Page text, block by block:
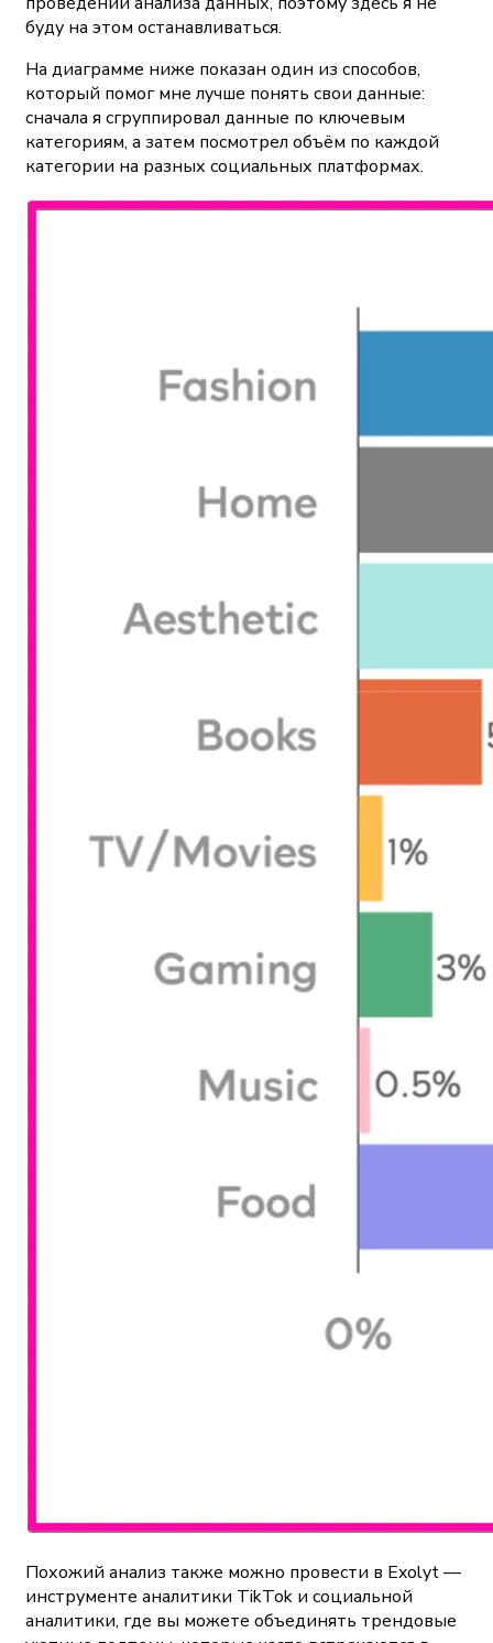
буду на этом останавливаться.
На диаграмме ниже показан один из способов,
который помог мне лучше понять свои данные:
сначала я сгруппировал данные по ключевым
категориям, а затем посмотрел объём по каждой
категории на разных социальных платформах.
Похожий анализ также можно провести в Exolyt —
инструменте аналитики TikTok и социальной
аналитики, где вы можете объединять трендовые